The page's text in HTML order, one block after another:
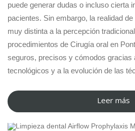
puede generar dudas o incluso cierta
pacientes. Sin embargo, la realidad
muy distinta a la percepción
procedimientos de Cirugía oral en
seguros, precisos y cómodos gracias
tecnológicos y a la evolución de las
Leer más
“Cirugía
oral
13 ABR 2026